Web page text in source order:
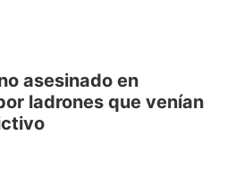
asesinado en
ladrones que venían